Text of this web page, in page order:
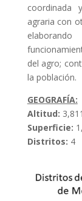
coordinada
agraria con
del agro;
la población.
GEOGRAFÍA:
Altitud:
Superficie:
Distritos: 4